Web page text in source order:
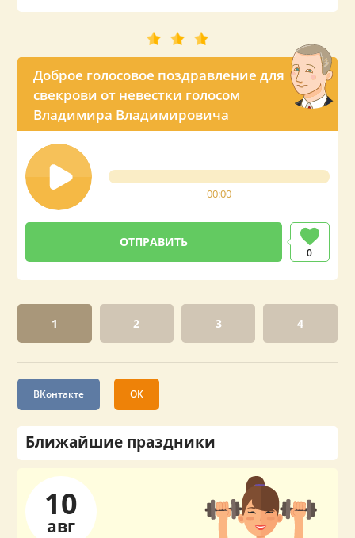
Доброе голосовое поздравление для
свекрови от невестки голосом
Владимира Владимировича
00:00
0
1 2 3 4
ВКонтакте ОК
Ближайшие праздники
10
авг